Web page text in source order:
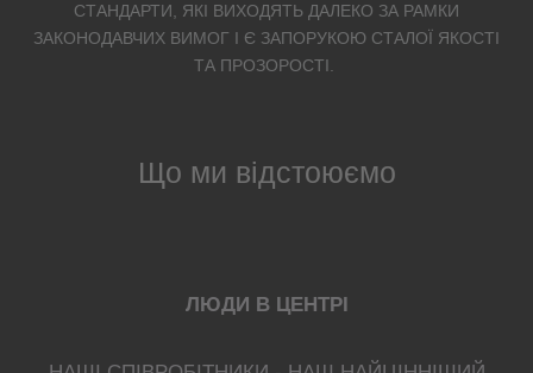
СТАНДАРТИ, ЯКІ ВИХОДЯТЬ ДАЛЕКО ЗА РАМКИ
ЗАКОНОДАВЧИХ ВИМОГ І Є ЗАПОРУКОЮ СТАЛОЇ ЯКОСТІ
ТА ПРОЗОРОСТІ.
Що ми відстоюємо
ЛЮДИ В ЦЕНТРІ